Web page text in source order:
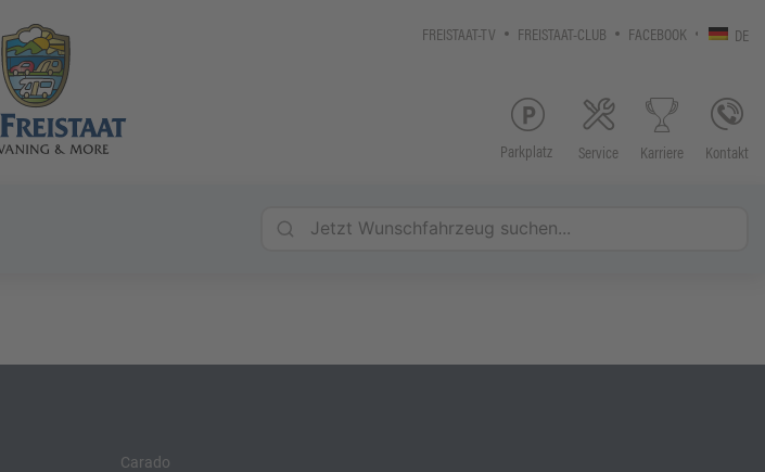
FREISTAAT-TV FREISTAAT-CLUB FACEBOOK DE
Parkplatz Service Karriere Kontakt
Carado